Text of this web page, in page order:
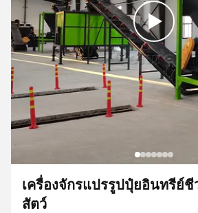
เครื่องจักรแปรรูปปุ๋ยอินทรีย์
สัตว์